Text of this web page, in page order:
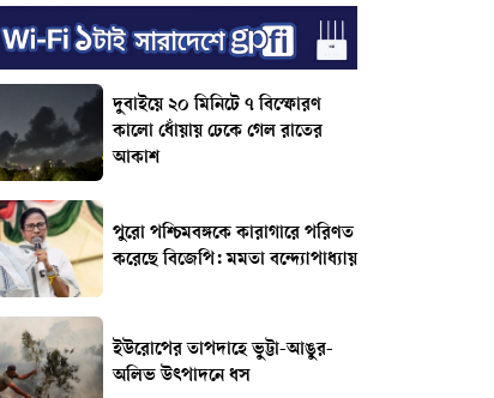
দুবাইয়ে ২০ মিনিটে ৭ বিস্ফোরণ
কালো ধোঁয়ায় ঢেকে গেল রাতের
আকাশ
পুরো পশ্চিমবঙ্গকে কারাগারে পরিণত
করেছে বিজেপি: মমতা বন্দ্যোপাধ্যায়
ইউরোপের তাপদাহে ভুট্টা-আঙুর-
অলিভ উৎপাদনে ধস